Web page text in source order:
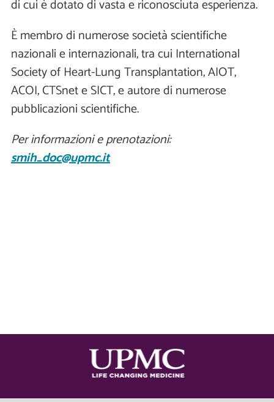
di cui è dotato di vasta e riconosciuta esperienza.
È membro di numerose società scientifiche
nazionali e internazionali, tra cui International
Society of Heart-Lung Transplantation, AIOT,
ACOI, CTSnet e SICT, e autore di numerose
pubblicazioni scientifiche.
Per informazioni e prenotazioni:
smih_doc@upmc.it